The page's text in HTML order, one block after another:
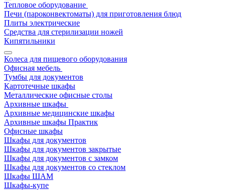
Тепловое оборудование
Печи (пароконвектоматы) для приготовления блюд
Плиты электрические
Средства для стерилизации ножей
Кипятильники
Колеса для пищевого оборудования
Офисная мебель
Тумбы для документов
Картотечные шкафы
Металлические офисные столы
Архивные шкафы
Архивные медицинские шкафы
Архивные шкафы Практик
Офисные шкафы
Шкафы для документов
Шкафы для документов закрытые
Шкафы для документов с замком
Шкафы для документов со стеклом
Шкафы ШАМ
Шкафы-купе